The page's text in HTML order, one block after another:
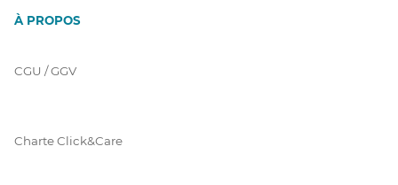
À PROPOS
CGU / GGV
Charte Click&Care